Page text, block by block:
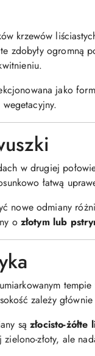
krzewów
zdobyły
jako
w drugiej
łatwą
nowe odmiany
o złotym lub
zależy
sązłocisto-żółte
złoty, ale